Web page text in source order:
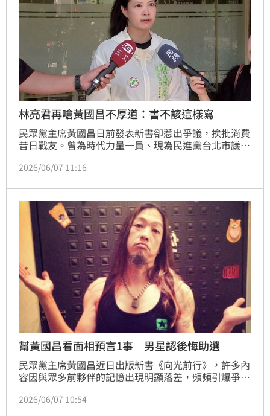
林亮君再嗆黃國昌不厚道：書不該這樣寫
民眾黨主席黃國昌日前發表新書卻惹出爭議，挨批消費
昔日戰友。曾為時代力量一員、現為民進黨台北市議員
「我覺得他不應該這樣子寫，我覺得這樣子寫是很不厚
2026/06/07 11:16
幫黃國昌看面相預言1事 男星認後悔助選
民眾黨主席黃國昌近日出版新書《向光前行》，許多內
容因與眾多前夥伴的記憶出現明顯落差，頻頻引爆爭議
夜發文回想10年前，自己幫黃國昌助選時的一個小插
2026/06/07 10:54